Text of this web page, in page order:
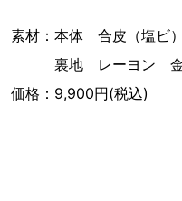
素材：本体 合皮（塩ビ）
裏地 レーヨン 金具
価格：9,900円(税込)